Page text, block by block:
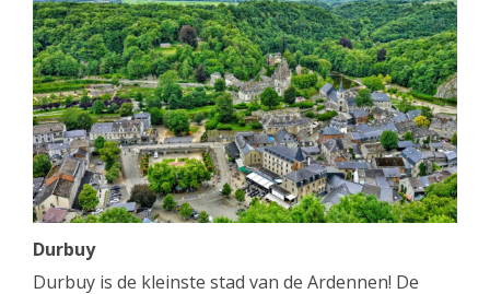
Durbuy
Durbuy is de kleinste stad van de Ardennen! De